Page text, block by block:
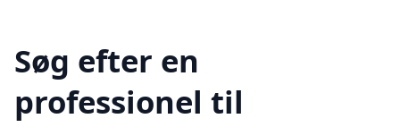
Søg efter en
professionel til